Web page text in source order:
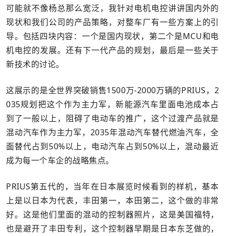
可能就不像杨总那么宽泛，我针对电机电控讲讲国内外的
现状和我们公司的产品策略，对整车厂有一些方案上的引
导。包括四块内容：一个是国内现状，第二个是MCU和电
机电控的发展。还有下一代产品的规划，最后是一些关于
新技术的讨论。
这展示的是全世界突破销售1500万-2000万辆的PRIUS，2
035规划把这个作为主力军，新能源汽车里面电池成本占
到了一般以上，阻碍了电动车的推广，这个过渡产品就是
混动汽车作为主力军，2035年混动汽车替代燃油汽车，全
面替代占到50%以上，电动汽车占到50%以上，混动最近
成为每一个车企的战略焦点。
PRIUS第五代的，当年在日本展览时候看到的样机，基本
上是以日本为代表，丰田第一，本田第二，这个做的非常
好。这是他们里面的混动的控制器照片，这是美国福特，
也是避开了丰田专利，这个控制器早期是日本东芝做的，